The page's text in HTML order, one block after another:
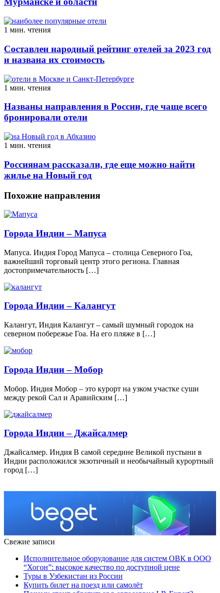
1 мин. чтения
Составлен народный рейтинг отелей за 2023 год
и названа их стоимость
1 мин. чтения
Названы направления в России, где чаще всего
бронировали отели
1 мин. чтения
Россиянам рассказали, где еще можно найти
жилье на Новый год
Похожие направления
Города Индии – Мапуса
Мапуса. Индия Город Мапуса – столица Северного Гоа,
важнейший торговый центр этого региона. Главная
достопримечательность […]
Города Индии – Калангут
Калангут, Индия Калангут – самый шумный городок на
северном побережье Гоа. На его пляже в […]
Города Индии – Мобор
Мобор. Индия Мобор – это курорт на узком участке суши
между рекой Сал и Аравийским […]
Города Индии – Джайсалмер
Джайсалмер. Индия В самой середине Великой пустыни в
Индии расположился экзотичный и необычайный курортный
город […]
Свежие записи
Исполнительное оборудование для систем ОВК в ООО
“Хогон”: высокое качество по доступной цене
Туры в Узбекистан из России
Купить билет на поезд или самолёт